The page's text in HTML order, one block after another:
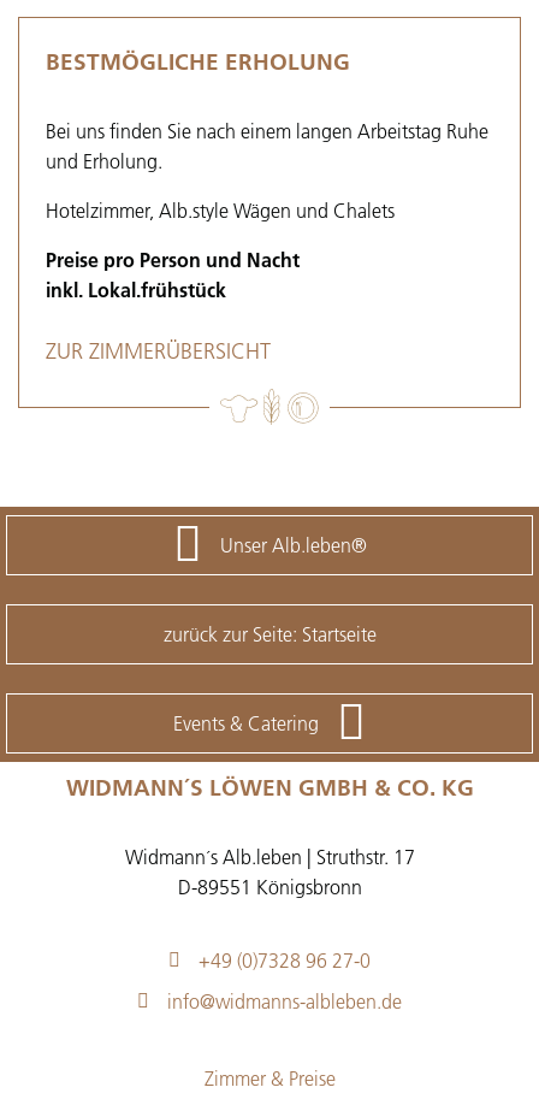
BESTMÖGLICHE ERHOLUNG
Bei uns finden Sie nach einem langen Arbeitstag Ruhe
und Erholung.
Hotelzimmer, Alb.style Wägen und Chalets
Preise pro Person und Nacht
inkl. Lokal.frühstück
ZUR ZIMMERÜBERSICHT
Unser Alb.leben®
zurück zur Seite: Startseite
Events & Catering
WIDMANN´S LÖWEN GMBH & CO. KG
Widmann´s Alb.leben | Struthstr. 17
D-89551 Königsbronn
+49 (0)7328 96 27-0
info@widmanns-albleben.de
Zimmer & Preise